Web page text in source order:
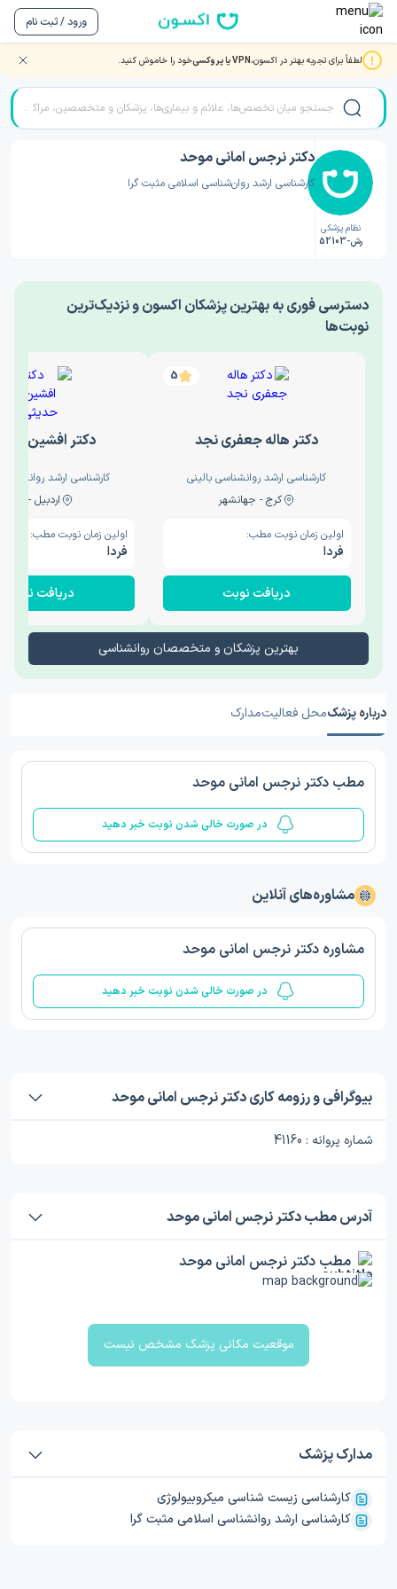
ورود / ثبت نام
لطفاً برای تجربه بهتر در اکسون،VPN یا پروکسی خود را خاموش کنید. صفحه اصلی/دکتر روانشناسی/دکتر نرجس امانی موحد
نظام پزشکی
رش-52103
دکتر نرجس امانی موحد
کارشناسی ارشد روان‌شناسی اسلامی مثبت گرا
‎دسترسی فوری به بهترین پزشکان اکسون و نزدیک‌ترین
نوبت‌ها
5
دکتر هاله جعفری نجد
کارشناسی ارشد روانشناسی بالینی
کرج - جهانشهر
اولین زمان نوبت مطب:
فردا
دریافت نوبت
دکتر افشین
کارشناسی ارشد
اردبیل - والی
اولین زمان نوبت مطب:
فردا
دریافت نوبت
بهترین پزشکان و متخصصان روانشناسی
درباره پزشکمحل فعالیتمدارک
مطب دکتر نرجس امانی موحد
در صورت خالی شدن نوبت خبر دهید
مشاوره‌های آنلاین
مشاوره دکتر نرجس امانی موحد
در صورت خالی شدن نوبت خبر دهید
بیوگرافی و رزومه کاری دکتر نرجس امانی موحد
شماره پروانه : 41160
آدرس مطب دکتر نرجس امانی موحد
مطب دکتر نرجس امانی موحد
موقعیت مکانی پزشک مشخص نیست
مدارک پزشک
کارشناسی زیست شناسی میکروبیولوژی
کارشناسی ارشد روانشناسی اسلامی مثبت گرا